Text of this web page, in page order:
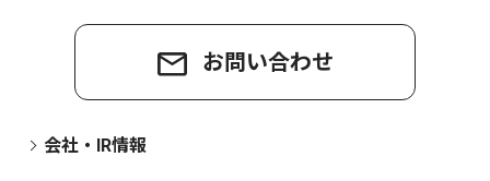
お問い合わせ
会社・IR情報